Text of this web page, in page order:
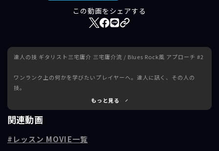
この動画をシェアする
達人の技 ギタリスト三宅庸介 三宅庸介流 / Blues Rock風 アプローチ #2
ワンランク上の何かを学びたいプレイヤーへ。達人に訊く、その人の
技。
卓越したテクニック、圧倒的なサウンドの表現力で、あざやかな存在感
技」。
このシリーズは、Blues Rock風楽曲への三宅庸介流アプローチ編とし
もっと見る
関連動画
レッスン MOVIE一覧